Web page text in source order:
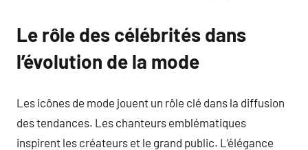
Le rôle des célébrités dans
l’évolution de la mode
Les icônes de mode jouent un rôle clé dans la diffusion
des tendances. Les chanteurs emblématiques
inspirent les créateurs et le grand public. L’élégance